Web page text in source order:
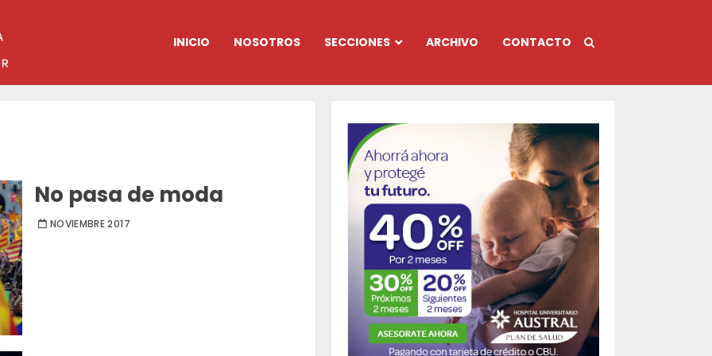
INICIO NOSOTROS SECCIONES ARCHIVO CONTACTO
No pasa de moda
NOVIEMBRE 2017